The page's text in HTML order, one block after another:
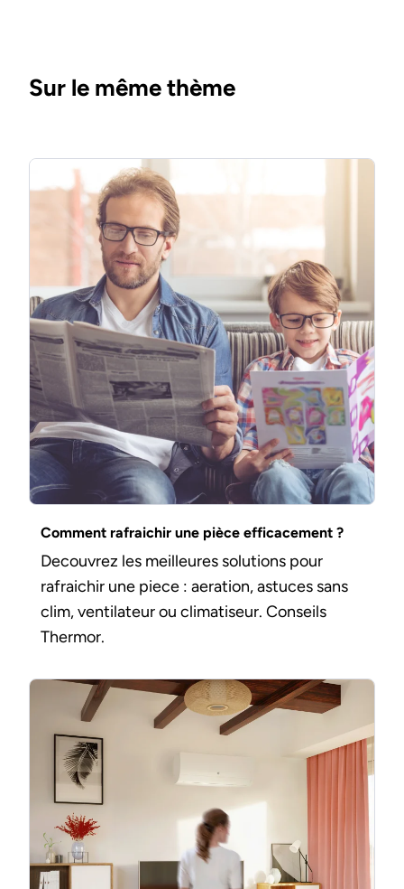
Sur le même thème
Comment rafraichir une pièce efficacement ?
Decouvrez les meilleures solutions pour
rafraichir une piece : aeration, astuces sans
clim, ventilateur ou climatiseur. Conseils
Thermor.